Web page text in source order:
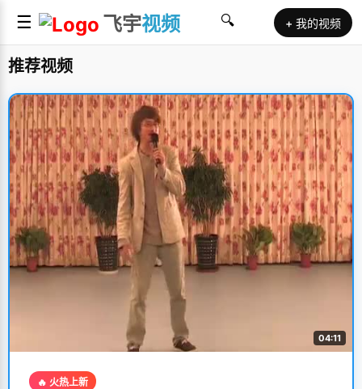
☰ 飞宇视频 🔍 + 我的视频
推荐视频
04:11
🔥 火热上新